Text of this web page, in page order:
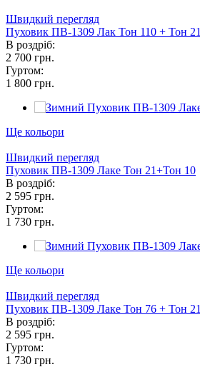
Швидкий перегляд
Пуховик ПВ-1309 Лак Тон 110 + Тон 21
В роздріб:
2 700 грн.
Гуртом:
1 800 грн.
Ще кольори
Швидкий перегляд
Пуховик ПВ-1309 Лаке Тон 21+Тон 10
В роздріб:
2 595 грн.
Гуртом:
1 730 грн.
Ще кольори
Швидкий перегляд
Пуховик ПВ-1309 Лаке Тон 76 + Тон 21
В роздріб:
2 595 грн.
Гуртом:
1 730 грн.